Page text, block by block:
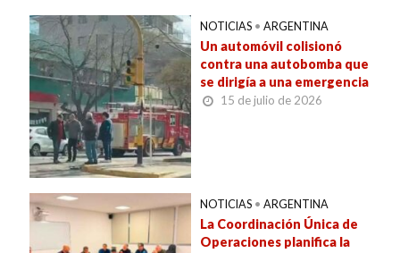
NOTICIAS • ARGENTINA
Un automóvil colisionó
contra una autobomba que
se dirigía a una emergencia
15 de julio de 2026
NOTICIAS • ARGENTINA
La Coordinación Única de
Operaciones planifica la